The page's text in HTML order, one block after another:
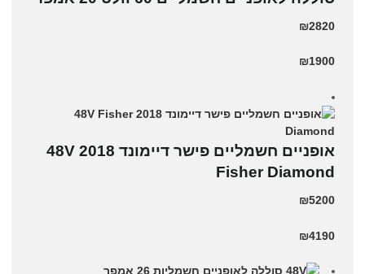
₪2820
₪1900
אופניים חשמליים פישר דיימונד 2018 48V
Fisher Diamond
₪5200
₪4190